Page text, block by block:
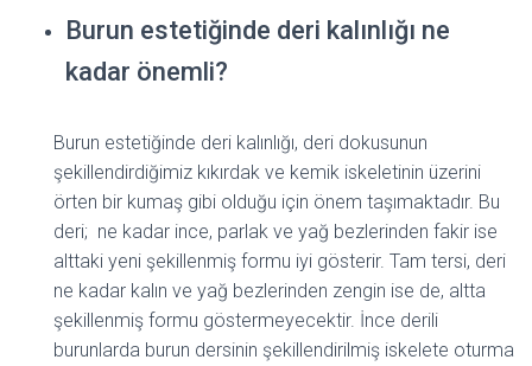
Burun estetiğinde deri kalınlığı ne
kadar önemli?
Burun estetiğinde deri kalınlığı, deri dokusunun
şekillendirdiğimiz kıkırdak ve kemik iskeletinin üzerini
örten bir kumaş gibi olduğu için önem taşımaktadır. Bu
deri; ne kadar ince, parlak ve yağ bezlerinden fakir ise
alttaki yeni şekillenmiş formu iyi gösterir. Tam tersi, deri
ne kadar kalın ve yağ bezlerinden zengin ise de, altta
şekillenmiş formu göstermeyecektir. İnce derili
burunlarda burun dersinin şekillendirilmiş iskelete oturma